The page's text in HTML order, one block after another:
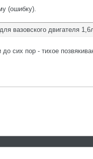
(ошибку).
вазовского двигателя
сих пор - тихое